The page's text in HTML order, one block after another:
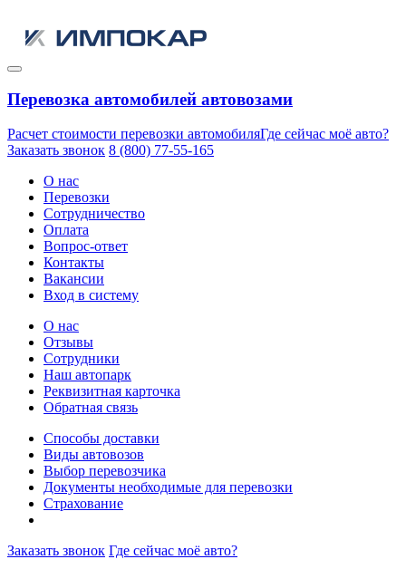
Перевозка автомобилей автовозами
Расчет стоимости перевозки автомобиляГде сейчас моё авто?
Заказать звонок 8 (800) 77-55-165
О нас
Перевозки
Сотрудничество
Оплата
Вопрос-ответ
Контакты
Вакансии
Вход в систему
О нас
Отзывы
Сотрудники
Наш автопарк
Реквизитная карточка
Обратная связь
Способы доставки
Виды автовозов
Выбор перевозчика
Документы необходимые для перевозки
Страхование
Заказать звонок Где сейчас моё авто?